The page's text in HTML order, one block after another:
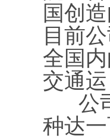
国创
目前
全国
交通
公司
种达